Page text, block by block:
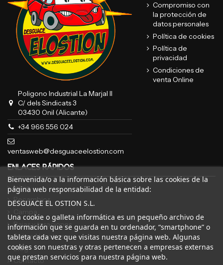
Poligono Industrial La Marjal II
C/ dels Sindicats 3
03430 Onil (Alicante)
+34 966 556 024
ventasweb@desguaceelostion.com
Compromiso con
la protección de
datos personales
Política de cookies
Política de
privacidad
Condiciones de
venta Online
ENLACES RÁPIDOS
Inicio
Recambios
Bajas y tasaciones
Sobre Nosotros
Blog
Contacto
Bienvenida/o a la información básica sobre las cookies de la
página web responsabilidad de la entidad:
DESGUACE EL OSTION S.L.
Una cookie o galleta informática es un pequeño archivo de
información que se guarda en tu ordenador, “smartphone” o
tableta cada vez que visitas nuestra página web. Algunas
cookies son nuestras y otras pertenecen a empresas externas
que prestan servicios para nuestra página web.